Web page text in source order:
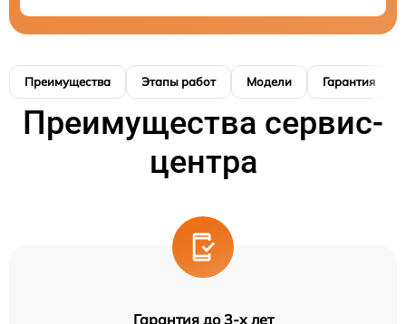
Преимущества Этапы работ Модели Гарантия
Преимущества сервис-
центра
Гарантия до 3-х лет